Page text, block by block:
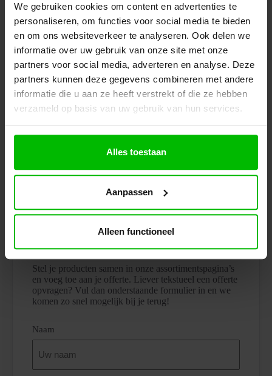
We gebruiken cookies om content en advertenties te
personaliseren, om functies voor social media te bieden
en om ons websiteverkeer te analyseren. Ook delen we
informatie over uw gebruik van onze site met onze
partners voor social media, adverteren en analyse. Deze
partners kunnen deze gegevens combineren met andere
informatie die u aan ze heeft verstrekt of die ze hebben
verzameld op basis van uw gebruik van hun services.
Alles toestaan
Aanpassen
Alleen functioneel
053 206 8006
info@kantoormeubelen.pro
< 1 werkdag
Reactietijd
100%
Vrijblijvend advies
Offerte aanvragen?
Stel je producten samen in onze assortimentspagina’s
en voeg toe aan je offerte. Liever tekstueel een offerte
opvragen? Vul dan onderstaande formulier in en we
komen zo snel mogelijk bij je terug!
(Vereist)
Naam